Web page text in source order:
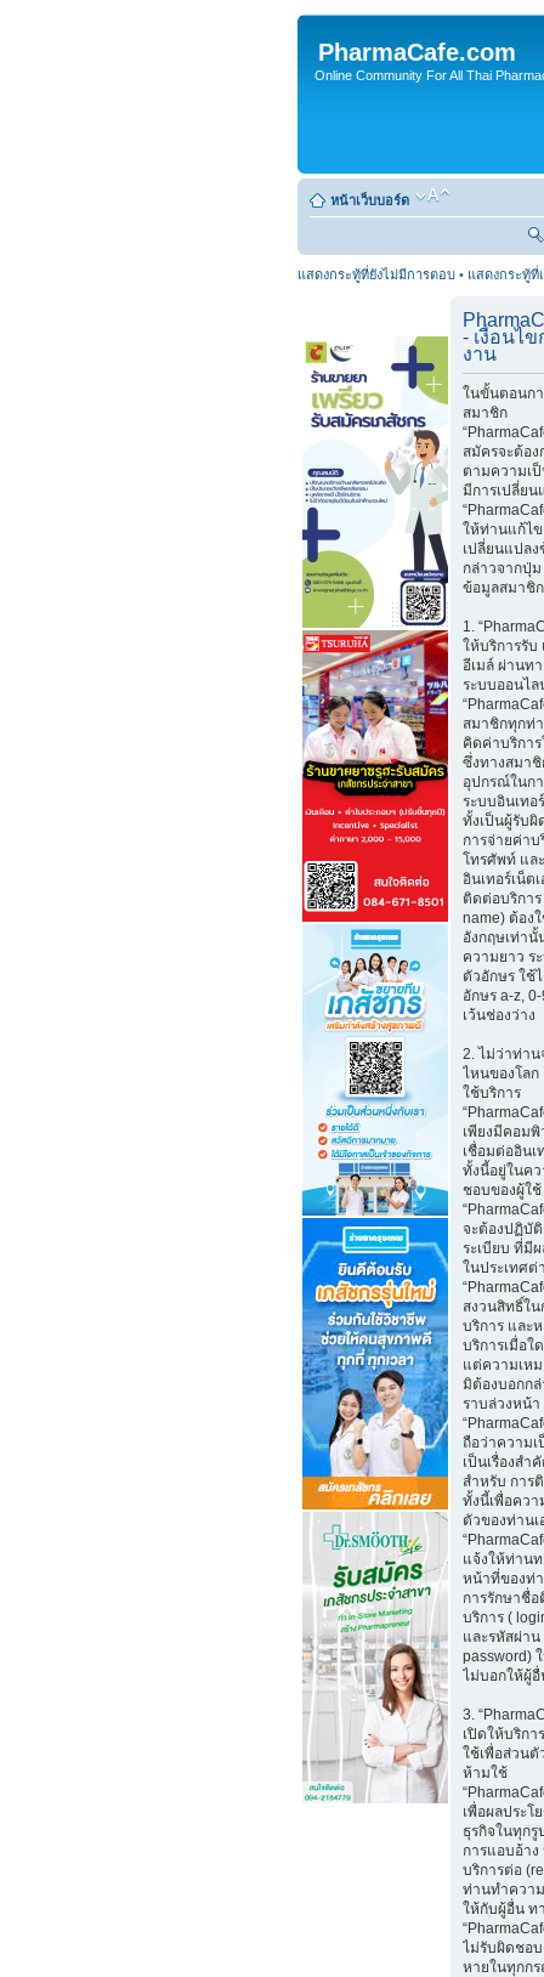
PharmaCafe.com
Online Community For All Thai
หน้าเว็บบอร์ด
แสดงกระทู้ที่ยังไม่มีการตอบ • แสดงกระทู้ที่
- เงื่อนไ
งาน
ในขั้นตอนก
สมาชิก
สมัครจะต้อ
ตามความเ
มีการเปลี่ยน
ให้ท่านแก้ไข
เปลี่ยนแปล
กล่าวจากปุ่
ข้อมูลสมาชิ
1.
ให้บริการรับ
อีเมล์ ผ่านท
ระบบออนไล
สมาชิกทุกท่
คิดค่าบริกา
ซึ่งทางสมา
อุปกรณ์ในก
ระบบอินเทอ
ทั้งเป็นผู้รับ
การจ่ายค่าบ
โทรศัพท์ แล
อินเทอร์เน็ต
ติดต่อบริการ
name) ต้อง
อังกฤษเท่า
ความยาว ร
ตัวอักษร ใช้
อักษร a-z,
เว้นช่องว่าง
2. ไม่ว่าท่า
ไหนของโลก
ใช้บริการ
เพียงมีคอมพิ
เชื่อมต่ออินเ
ทั้งนี้อยู่ในค
ชอบของผู้ใช้
จะต้องปฏิบั
ระเบียบ ที่มี
ในประเทศต่
สงวนสิทธิ์ใน
บริการ และ
บริการเมื่อใ
แต่ความเห
มิต้องบอกก
ราบล่วงหน้า
ถือว่าความ
เป็นเรื่องสำ
สำหรับ การ
ทั้งนี้เพื่อควา
ตัวของท่านเ
แจ้งให้ท่าน
หน้าที่ของท่า
การรักษาชื่
บริการ (
และรหัสผ่าน
password)
ไม่บอกให้ผู้
3.
เปิดให้บริกา
ใช้เพื่อส่วนตั
ห้ามใช้
เพื่อผลประโ
ธุรกิจในทุก
การแอบอ้าง
บริการต่อ
ท่านทำควา
ให้กับผู้อื่น ท
ไม่รับผิดชอ
หายในทุกก